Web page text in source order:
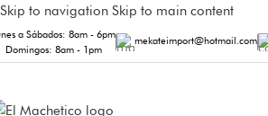
Skip to navigation Skip to main content
a Sábados: 8am - 6pm
Domingos: 8am - 1pm
mekateimport@hotmail.com